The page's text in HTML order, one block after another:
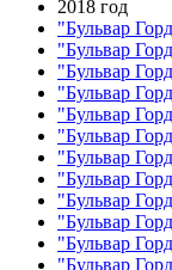
2018 год
"Бульвар
"Бульвар
"Бульвар
"Бульвар
"Бульвар
"Бульвар
"Бульвар
"Бульвар
"Бульвар
"Бульвар
"Бульвар
"Бульвар